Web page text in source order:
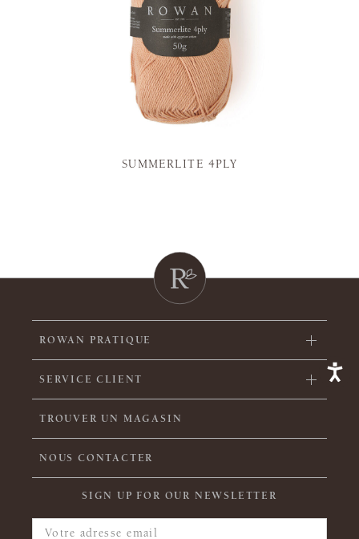
SUMMERLITE 4PLY
ROWAN PRATIQUE
SERVICE CLIENT
TROUVER UN MAGASIN
NOUS CONTACTER
SIGN UP FOR OUR NEWSLETTER